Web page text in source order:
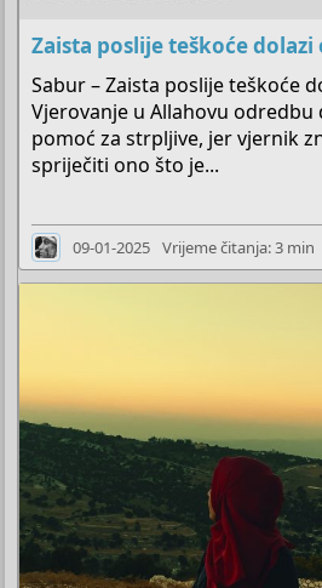
Zaista poslije teškoće dolazi
Sabur – Zaista poslije teškoće
Vjerovanje u Allahovu odredbu
pomoć za strpljive, jer vjernik
spriječiti ono što je...
09-01-2025 Vrijeme čitanja: 3 min